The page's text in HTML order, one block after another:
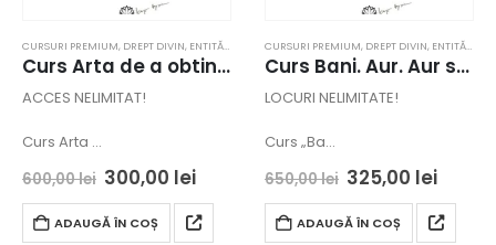
CURSURI PREMIUM, DREPT DIVIN, ENTITĂȚI
Curs Arta de a obtine haruri – Brasov – acces online
ACCES NELIMITAT!
Curs Arta …
600,00lei 300,00 lei
ADAUGĂ ÎN COȘ
CURSURI PREMIUM, DREPT DIVIN, ENTITĂȚI
Curs Bani. Aur. Aur spiritual – Obtinere. Evolutie. Transformare – Satu Mare – acces online
LOCURI NELIMITATE!
Curs „Ba…
650,00lei 325,00 lei
ADAUGĂ ÎN COȘ